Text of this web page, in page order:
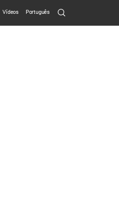
Vídeos Português Search
Submit